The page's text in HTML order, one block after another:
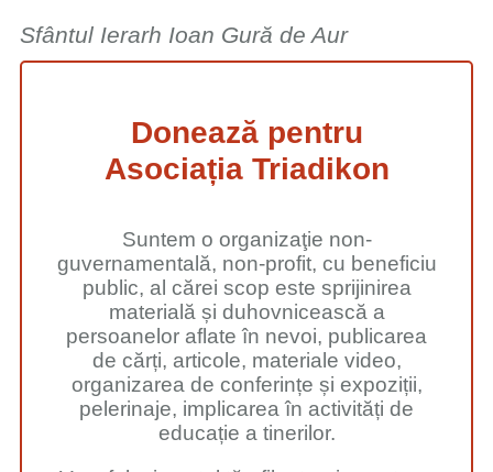
Sfântul Ierarh Ioan Gură de Aur
Donează pentru
Asociația Triadikon
Suntem o organizaţie non-
guvernamentală, non-profit, cu beneficiu
public, al cărei scop este sprijinirea
materială și duhovnicească a
persoanelor aflate în nevoi, publicarea
de cărți, articole, materiale video,
organizarea de conferințe și expoziții,
pelerinaje, implicarea în activități de
educație a tinerilor.